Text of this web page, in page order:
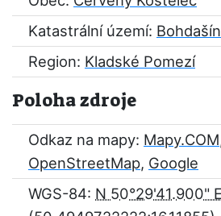
Katastrální území:
Region: Kladské Pomezí
Poloha zdroje
Odkaz na mapy: Mapy.COM
OpenStreetMap, Google
WGS-84: N 50°29'41.900"